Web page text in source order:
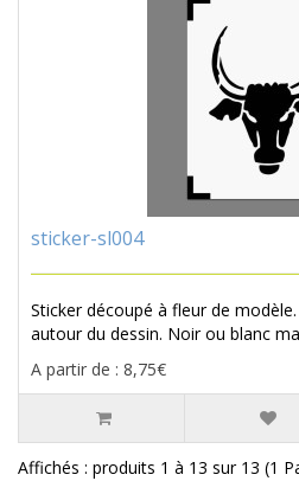
sticker-sl004
Sticker découpé à fleur de
autour du dessin. Noir ou blanc
A partir de : 8,75€
Affichés : produits 1 à 13 sur 13 (1